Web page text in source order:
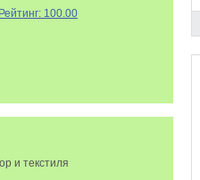
Рейтинг: 100.00
и текстиля